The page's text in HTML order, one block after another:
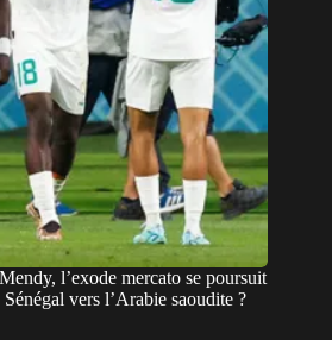
l’exode mercato se poursuit
vers l’Arabie saoudite ?